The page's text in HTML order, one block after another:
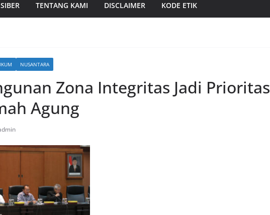
TENTANG KAMI DISCLAIMER KODE ETIK
NUSANTARA
Zona Integritas Jadi Prioritas
Agung